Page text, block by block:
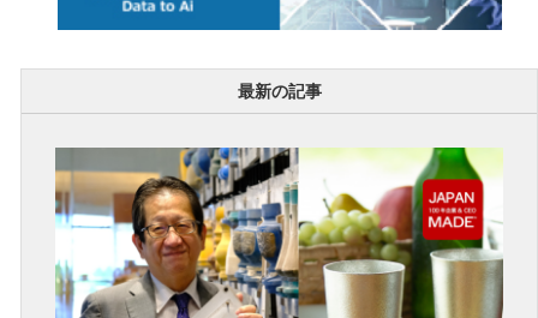
最新の記事